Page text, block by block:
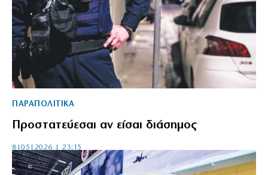
ΠΑΡΑΠΟΛΙΤΙΚΑ
Προστατεύεσαι αν είσαι διάσημος
8|05|2026 | 23:15